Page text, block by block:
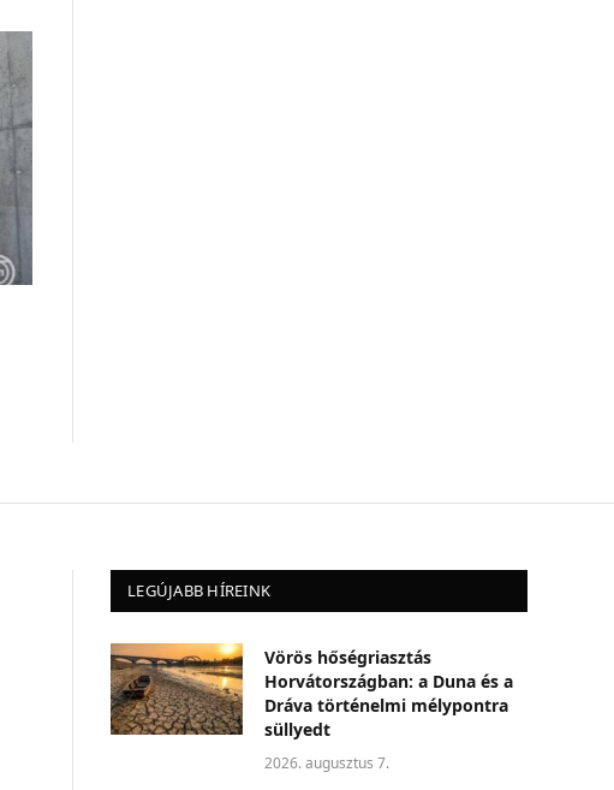
LEGÚJABB HÍREINK
Vörös hőségriasztás
Horvátországban: a Duna és a
Dráva történelmi mélypontra
süllyedt
2026. augusztus 7.